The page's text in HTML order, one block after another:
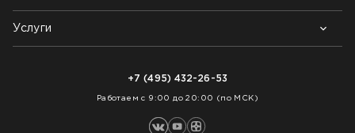
Контакты
Блог
Возврат товара
Как заказать
Услуги
+7 (495) 432-26-53
Работаем с 9:00 до 20:00 (по МСК)